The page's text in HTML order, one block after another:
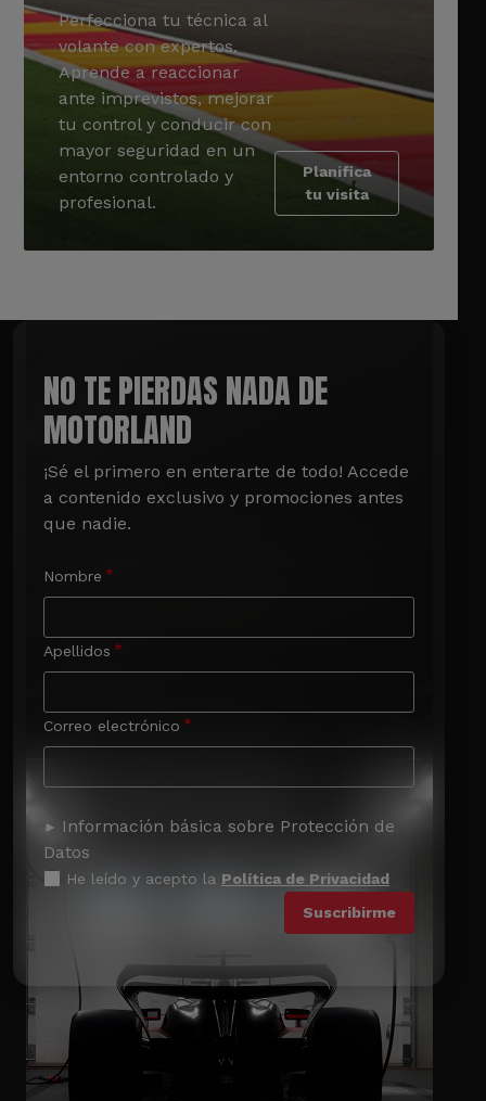
Perfecciona tu técnica al
volante con expertos.
Aprende a reaccionar
ante imprevistos, mejorar
tu control y conducir con
mayor seguridad en un
entorno controlado y
profesional.
Planifica
tu visita
NO TE PIERDAS NADA DE
MOTORLAND
¡Sé el primero en enterarte de todo! Accede
a contenido exclusivo y promociones antes
que nadie.
Nombre
Apellidos
Correo electrónico
Información básica sobre Protección de
Datos
He leído y acepto la Política de Privacidad